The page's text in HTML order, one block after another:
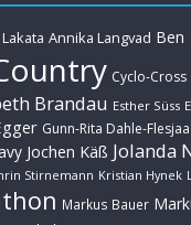
Annika Langvad Ben
Cyclo-Cross
Brandau Esther Süss
Gunn-Rita Dahle-Flesjaa
Jochen Käß Jolanda
Stirnemann Kristian Hynek
Markus Bauer